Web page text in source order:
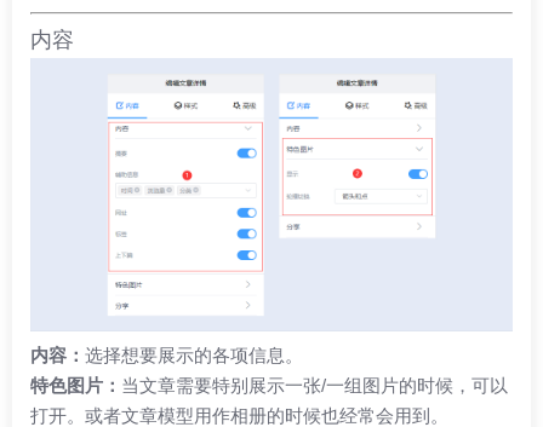
内容
内容： 选择想要展示的各项信息。
特色图片： 当文章需要特别展示一张/一组图片的时候，可以
打开。或者文章模型用作相册的时候也经常会用到。